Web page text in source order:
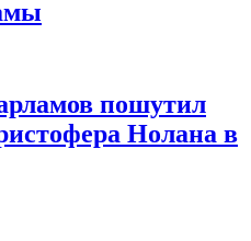
пошутил
Нолана в